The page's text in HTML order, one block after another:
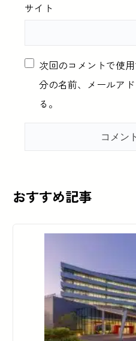
サイト
次回のコメントで使
分の名前、メールア
る。
おすすめ記事